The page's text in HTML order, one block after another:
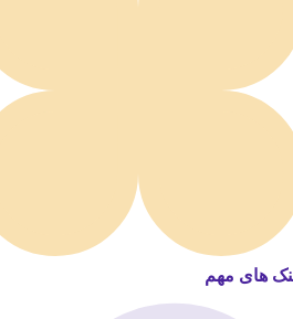
های مهم